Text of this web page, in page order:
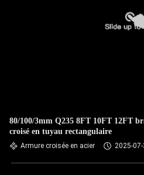
80/100/3mm Q235 8FT 10FT 12FT
croisé en tuyau rectangulaire
Armure croisée en acier 2025-07-